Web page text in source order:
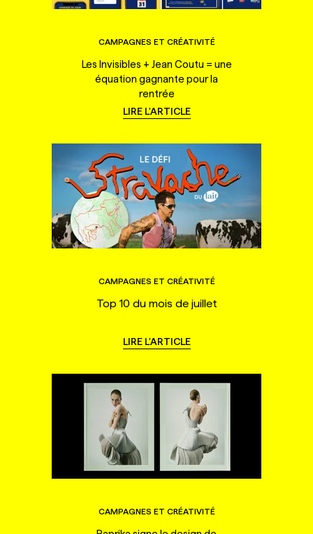
CAMPAGNES ET CRÉATIVITÉ
Les Invisibles + Jean Coutu = une
équation gagnante pour la
rentrée
LIRE L'ARTICLE
CAMPAGNES ET CRÉATIVITÉ
Top 10 du mois de juillet
LIRE L'ARTICLE
CAMPAGNES ET CRÉATIVITÉ